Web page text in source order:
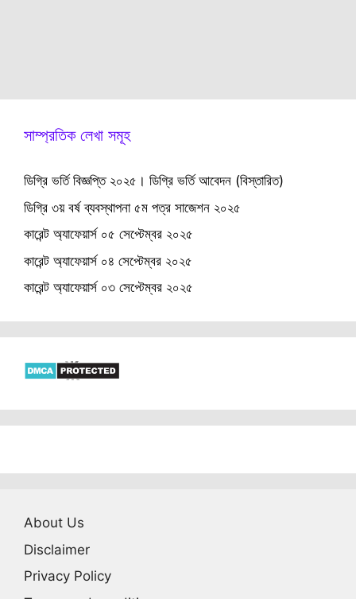
সাম্প্রতিক লেখা সমূহ
ডিগ্রি ভর্তি বিজ্ঞপ্তি ২০২৫। ডিগ্রি ভর্তি আবেদন (বিস্তারিত)
ডিগ্রি ৩য় বর্ষ ব্যবস্থাপনা ৫ম পত্র সাজেশন ২০২৫
কারেন্ট অ্যাফেয়ার্স ০৫ সেপ্টেম্বর ২০২৫
কারেন্ট অ্যাফেয়ার্স ০৪ সেপ্টেম্বর ২০২৫
কারেন্ট অ্যাফেয়ার্স ০৩ সেপ্টেম্বর ২০২৫
About Us
Disclaimer
Privacy Policy